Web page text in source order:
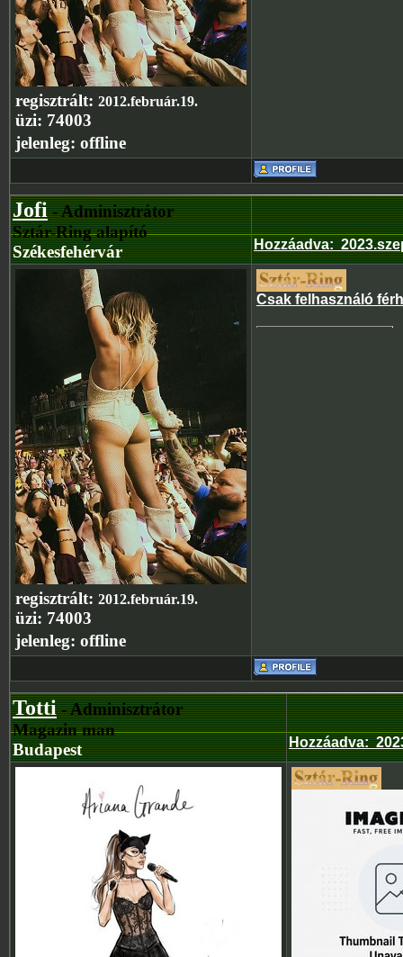
regisztrált: 2012.február.19.
üzi: 74003
jelenleg: offline
Jofi- Adminisztrátor
Sztár-Ring alapító
Székesfehérvár
Hozzáadva:
regisztrált: 2012.február.19.
üzi: 74003
jelenleg: offline
Csak felhasználó
Totti- Adminisztrátor
Magazin man
Budapest
Hozzáadva: